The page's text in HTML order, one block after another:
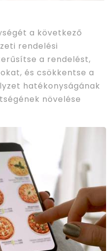
a következő
rendelési
a rendelést,
és csökkentse a
hatékonyságának
növelése